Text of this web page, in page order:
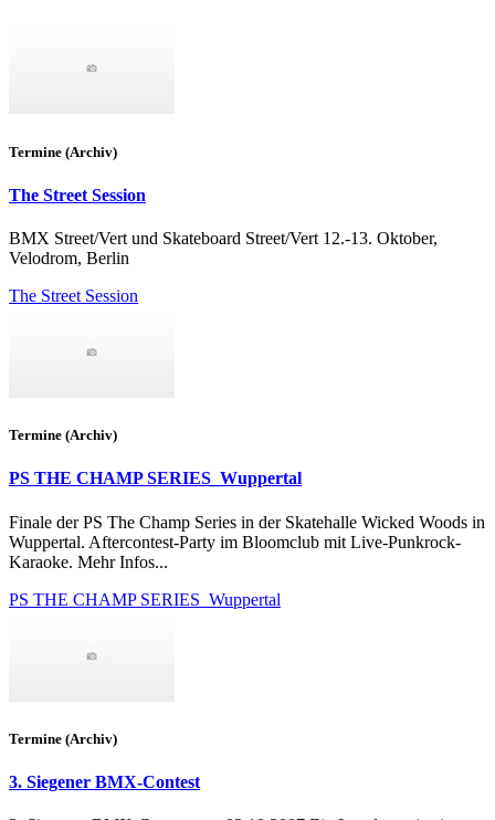
Termine (Archiv)
The Street Session
BMX Street/Vert und Skateboard Street/Vert 12.-13. Oktober,
Velodrom, Berlin
The Street Session
Termine (Archiv)
PS THE CHAMP SERIES_Wuppertal
Finale der PS The Champ Series in der Skatehalle Wicked Woods in
Wuppertal. Aftercontest-Party im Bloomclub mit Live-Punkrock-
Karaoke. Mehr Infos...
PS THE CHAMP SERIES_Wuppertal
Termine (Archiv)
3. Siegener BMX-Contest